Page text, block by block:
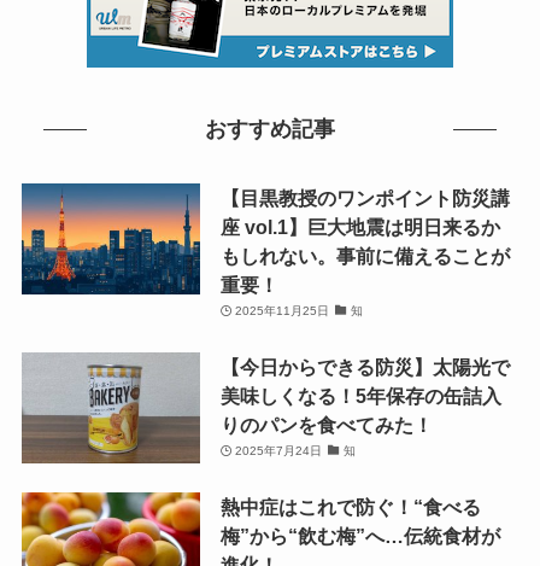
おすすめ記事
【目黒教授のワンポイント防災講
座 vol.1】巨大地震は明日来るか
もしれない。事前に備えることが
重要！
2025年11月25日 知
【今日からできる防災】太陽光で
美味しくなる！5年保存の缶詰入
りのパンを食べてみた！
2025年7月24日 知
熱中症はこれで防ぐ！“食べる
梅”から“飲む梅”へ…伝統食材が